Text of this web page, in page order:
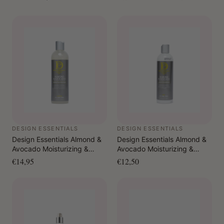
DESIGN ESSENTIALS
Design Essentials Almond &
Avocado Moisturizing &
Detangling Sulfate-Free
Shampoo 365 gr.
€14,95
DESIGN ESSENTIALS
Design Essentials Almond &
Avocado Moisturizing &
Detangling Leave-In
Conditioner 350 gr.
€12,50